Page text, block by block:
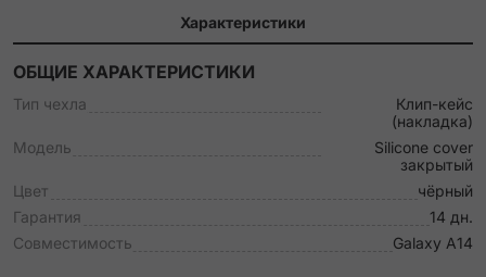
Характеристики
ОБЩИЕ ХАРАКТЕРИСТИКИ
Тип чехла
Клип-кейс
(накладка)
Модель
Silicone cover
закрытый
Цвет
чёрный
Гарантия
14 дн.
Совместимость
Galaxy A14